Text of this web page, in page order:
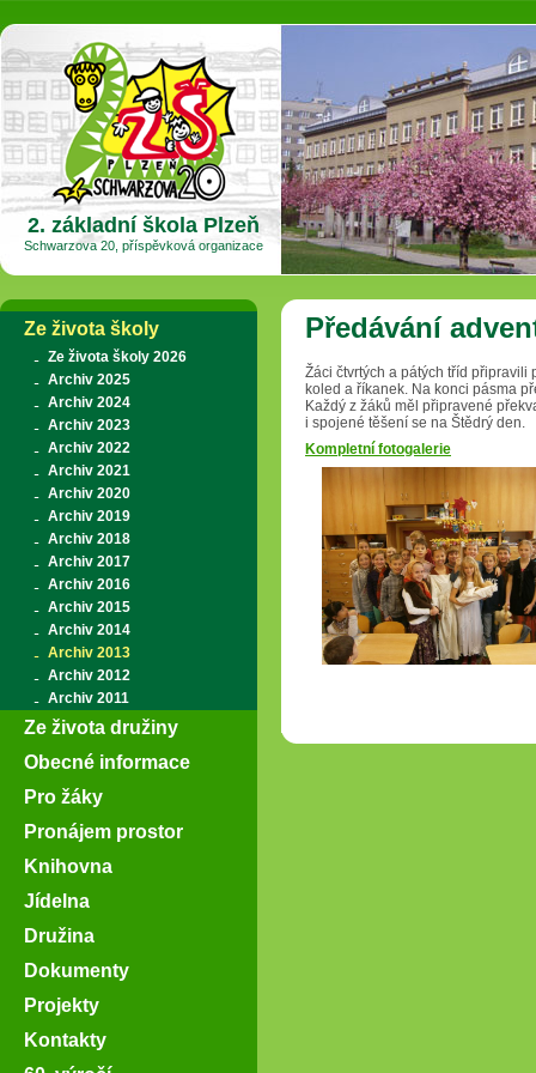
2. základní škola Plzeň
Schwarzova 20, příspěvková organizace
Předávání
Žáci čtvrtých a pátých tříd
koled a říkanek. Na konci pásma
Každý z žáků měl připravené
i spojené těšení se na Štědrý den.
Kompletní fotogalerie
Ze života školy
Ze života školy 2026
Archiv 2025
Archiv 2024
Archiv 2023
Archiv 2022
Archiv 2021
Archiv 2020
Archiv 2019
Archiv 2018
Archiv 2017
Archiv 2016
Archiv 2015
Archiv 2014
Archiv 2013
Archiv 2012
Archiv 2011
Ze života družiny
Obecné informace
Pro žáky
Pronájem prostor
Knihovna
Jídelna
Družina
Dokumenty
Projekty
Kontakty